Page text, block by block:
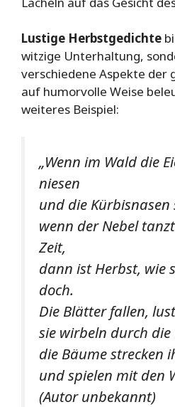
Lustige Herbstgedichte
witzige Unterhaltung,
verschiedene Aspekte der
auf humorvolle Weise
weiteres Beispiel:
„Wenn im Wald die
niesen
und die Kürbisnasen
wenn der Nebel
Zeit,
dann ist Herbst, wie
doch.
Die Blätter fallen,
sie wirbeln durch
die Bäume strecken
und spielen mit den
(Autor unbekannt)